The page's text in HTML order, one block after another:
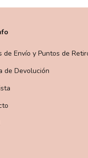
de Envío y Puntos de
de Devolución